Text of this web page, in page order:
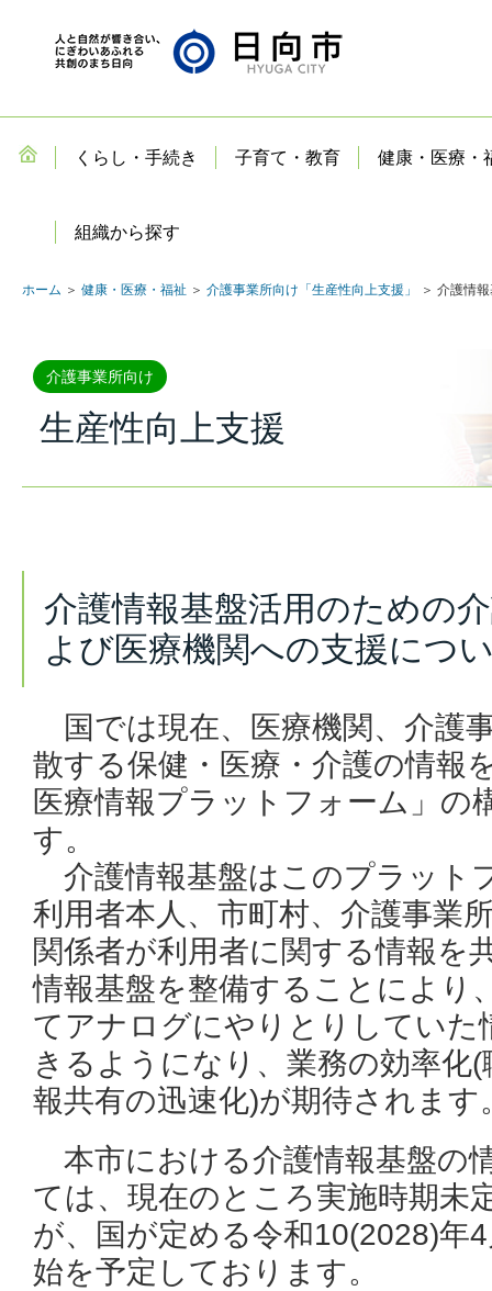
くらし・手続き 子育て・教育 健康・医療・
組織から探す
ホーム ＞ 健康・医療・福祉 ＞ 介護事業所向け「生産性向上支援」 ＞ 介護情
介護事業所向け
生産性向上支援
介護情報基盤活用のための
よび医療機関への支援につ
国では現在、医療機関、介護
散する保健・医療・介護の情報
医療情報プラットフォーム」の
す。
介護情報基盤はこのプラット
利用者本人、市町村、介護事業
関係者が利用者に関する情報を
情報基盤を整備することにより
てアナログにやりとりしていた
きるようになり、業務の効率化
報共有の迅速化)が期待されます
本市における介護情報基盤の
ては、現在のところ実施時期未
が、国が定める令和10(2028)年
始を予定しております。